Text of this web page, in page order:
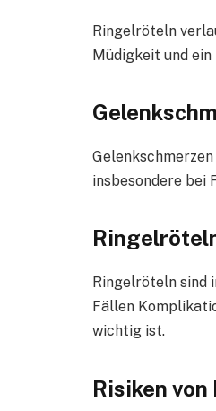
Ringelröteln
Müdigkeit und
insbesondere bei
Ringelröteln sind
Fällen
wichtig ist.
Risiken